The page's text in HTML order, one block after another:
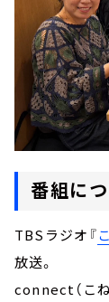
番組に
TBSラジオ『
放送。
connect（こね